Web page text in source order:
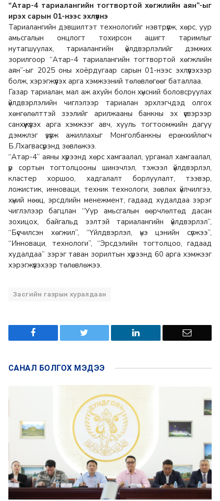
“Атар-4 тариалангийн тогтвортой хөгжлийн аян”-ыг
ирэх сарын 01-нээс эхлүүлнэ
Тариалангийн дэвшилтэт технологийг нэвтрүүлж, хөрс, уур
амьсгалын онцлогт тохирсон ашигт таримлыг
нутагшуулах, тариалангийн үйлдвэрлэлийг дэмжих
зорилгоор “Атар-4 тариалангийн тогтвортой хөгжлийн
аян”-ыг 2025 оны хоёрдугаар сарын 01-нээс эхлүүлэхээр
болж, хэрэгжүүлэх арга хэмжээний төлөвлөгөөг баталлаа.
Газар тариалан, мал аж ахуйн болон хүнсний боловсруулах
үйлдвэрлэлийн чиглэлээр тариалан эрхлэгчдэд олгох
хөнгөлөлттэй зээлийг арилжааны банкны эх үүсвэрээр
санхүүжүүлэх арга хэмжээг авч, хууль тогтоомжийн дагуу
дэмжлэг үзүүлж ажиллахыг Монголбанкны ерөнхийлөгч
Б.Лхагвасүрэнд зөвлөжээ.
“Атар-4” аяны хүрээнд хөрс хамгаалал, ургамал хамгаалал,
үр сортын тогтолцооны шинэчлэл, тэжээл үйлдвэрлэл,
кластер хоршоо, хадгалалт борлуулалт, тээвэр,
ложистик, инноваци, техник технологи, зөвлөх үйлчилгээ,
хүний нөөц, эрсдлийн менежмент, гадаад худалдаа зэрэг
чиглэлээр багцлан “Уур амьсгалын өөрчлөлтөд дасан
зохицох, байгальд ээлтэй тариалангийн үйлдвэрлэл”,
“Бүсчилсэн хөгжил”, “Үйлдвэрлэл, үнэ цэнийн сүлжээ”,
“Инноваци, технологи”, “Эрсдэлийн тогтолцоо, гадаад
худалдаа” зэрэг таван зорилтын хүрээнд 60 арга хэмжээг
хэрэгжүүлэхээр төлөвлөжээ.
Засгийн газрын хуралдаан
САНАЛ БОЛГОХ МЭДЭЭ